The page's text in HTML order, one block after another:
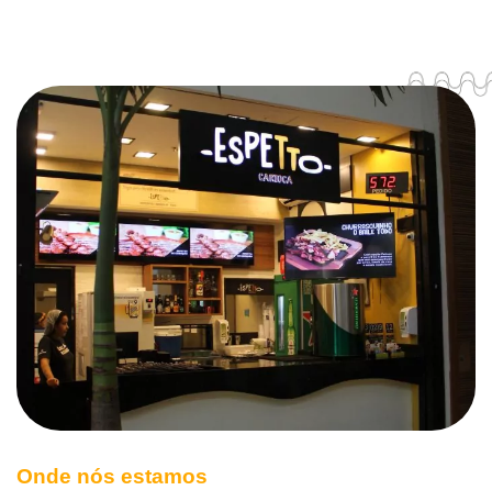
Onde nós estamos